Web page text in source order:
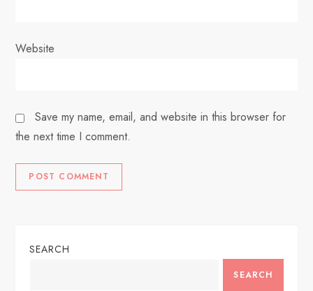
Website
Save my name, email, and website in this browser for
the next time I comment.
SEARCH
SEARCH